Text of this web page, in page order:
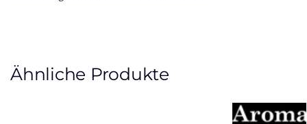
Ähnliche Produkte